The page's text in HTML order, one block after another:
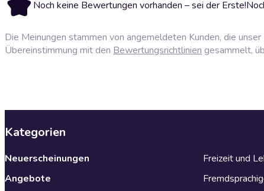
Noch keine Bewertungen vorhanden – sei der Erste!
Die Meinungen stammen von angemeldeten Kunden, die
Übereinstimmung mit den Bewertungsrichtlinien gesammelt,
Kategorien
Neuerscheinungen
Angebote
Freizeit und